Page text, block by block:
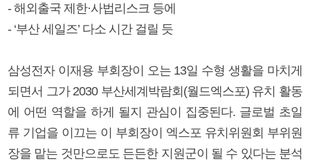
- 해외출국 제한·사법리스크 등에
- ‘부산 세일즈’ 다소 시간 걸릴 듯
삼성전자 이재용 부회장이 오는 13일 수형 생활을 마치게
되면서 그가 2030 부산세계박람회(월드엑스포) 유치 활동
에 어떤 역할을 하게 될지 관심이 집중된다. 글로벌 초일
류 기업을 이끄는 이 부회장이 엑스포 유치위원회 부위원
장을 맡는 것만으로도 든든한 지원군이 될 수 있다는 분석